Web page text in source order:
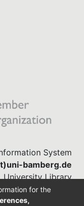
System
bamberg.de
University Library
(0951) 863-1568
for the